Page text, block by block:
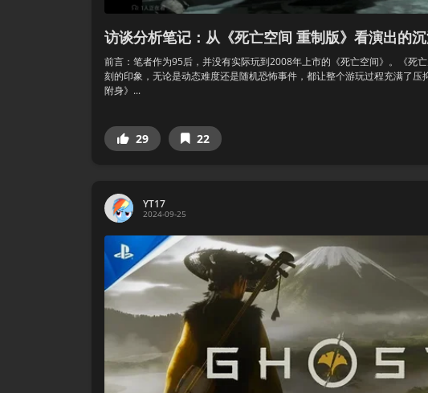
访谈分析笔记：从《死亡空间 重制版》看演出的
前言：笔者作为95后，并没有实际玩到2008年上市的《死亡空间》。《死
刻的印象，无论是动态难度还是随机恐怖事件，都让整个游玩过程充满了压
附身》...
29 22
YT17
2024-09-25